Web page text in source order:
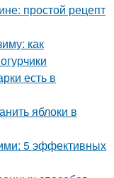
простой рецепт
как
есть в
яблоки в
5 эффективных